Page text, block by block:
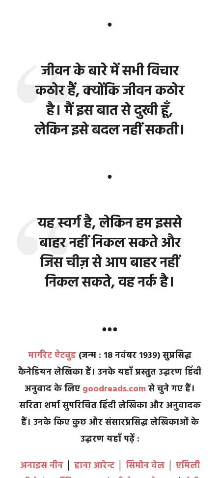
●
जीवन के बारे में सभी विचार
कठोर हैं, क्योंकि जीवन कठोर
है। मैं इस बात से दुखी हूँ,
लेकिन इसे बदल नहीं सकती।
●
यह स्वर्ग है, लेकिन हम इससे
बाहर नहीं निकल सकते और
जिस चीज़ से आप बाहर नहीं
निकल सकते, वह नर्क है।
●●●
मार्गरेट ऐटवुड (जन्म : 18 नवंबर 1939) सुप्रसिद्ध
कैनेडियन लेखिका हैं। उनके यहाँ प्रस्तुत उद्धरण हिंदी
अनुवाद के लिए goodreads.comसे चुने गए हैं।
सरिता शर्मा सुपरिचित हिंदी लेखिका और अनुवादक
हैं। उनके किए कुछ और संसारप्रसिद्ध लेखिकाओं के
उद्धरण यहाँ पढ़ें :
अनाइस नीन│ हाना आरेन्ट│ सिमोन वेल│ एमिली